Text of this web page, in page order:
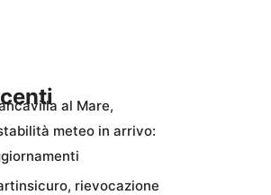
al Mare,
meteo in arrivo:
rievocazione